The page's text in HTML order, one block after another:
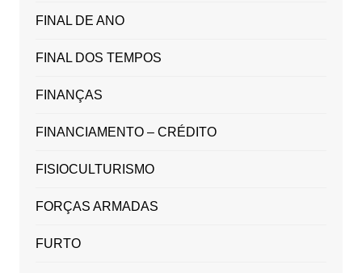
FINAL DE ANO
FINAL DOS TEMPOS
FINANÇAS
FINANCIAMENTO – CRÉDITO
FISIOCULTURISMO
FORÇAS ARMADAS
FURTO